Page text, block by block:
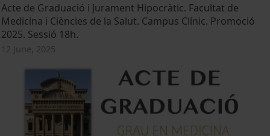
Acte de Graduació i Jurament Hipocràtic. Facultat de
Medicina i Ciències de la Salut. Campus Clínic. Promoció
2025. Sessió 18h.
12 June, 2025